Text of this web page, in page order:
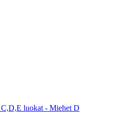
luokat - Miehet D